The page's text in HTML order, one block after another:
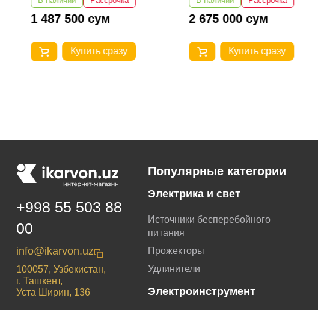
1 487 500 сум
Купить сразу
2 675 000 сум
Купить сразу
+998 55 503 88
00
info@ikarvon.uz
100057, Узбекистан,
г. Ташкент,
Уста Ширин, 136
Популярные категории
Электрика и свет
Источники бесперебойного
питания
Прожекторы
Удлинители
Электроинструмент